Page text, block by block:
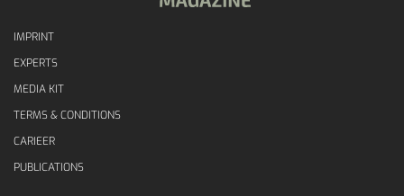
IMPRINT
EXPERTS
MEDIA KIT
TERMS & CONDITIONS
CARIEER
PUBLICATIONS